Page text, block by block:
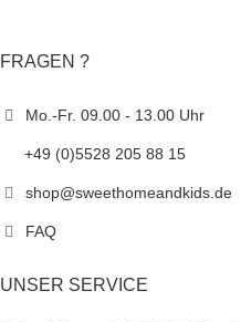
FRAGEN ?
Mo.-Fr. 09.00 - 13.00 Uhr
+49 (0)5528 205 88 15
shop@sweethomeandkids.de
FAQ
UNSER SERVICE